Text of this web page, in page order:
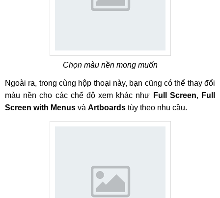
Chọn màu nền mong muốn
Ngoài ra, trong cùng hộp thoại này, bạn cũng có thể thay đổi
màu nền cho các chế độ xem khác như Full Screen, Full
Screen with Menus và Artboards tùy theo nhu cầu.